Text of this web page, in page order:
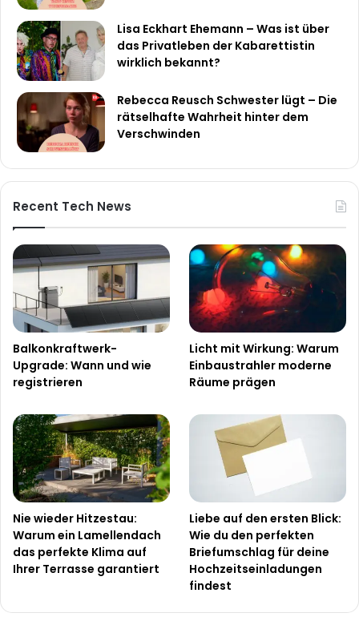
Lisa Eckhart Ehemann – Was ist über
das Privatleben der Kabarettistin
wirklich bekannt?
Rebecca Reusch Schwester lügt – Die
rätselhafte Wahrheit hinter dem
Verschwinden
Recent Tech News
Balkonkraftwerk-
Upgrade: Wann und wie
registrieren
Licht mit Wirkung: Warum
Einbaustrahler moderne
Räume prägen
Nie wieder Hitzestau:
Warum ein Lamellendach
das perfekte Klima auf
Ihrer Terrasse garantiert
Liebe auf den ersten Blick:
Wie du den perfekten
Briefumschlag für deine
Hochzeitseinladungen
findest